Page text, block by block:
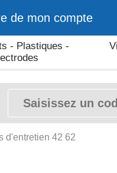
de mon compte
- Plastiques -
d'entretien 42 62